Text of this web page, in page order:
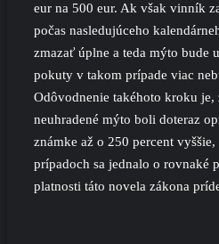
eur na 500 eur. Ak však vinník
počas nasledujúceho
zmazať úplne a teda mýto bude
pokuty v takom prípade viac
Odôvodnenie takéhoto kroku je,
neuhradené mýto boli doteraz
známke až o 250 percent
prípadoch sa jednalo o rovnaké
platnosti táto novela zákona